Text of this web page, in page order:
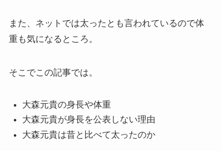
また、ネットでは太ったとも言われているので体
重も気になるところ。
そこでこの記事では。
大森元貴の身長や体重
大森元貴が身長を公表しない理由
大森元貴は昔と比べて太ったのか